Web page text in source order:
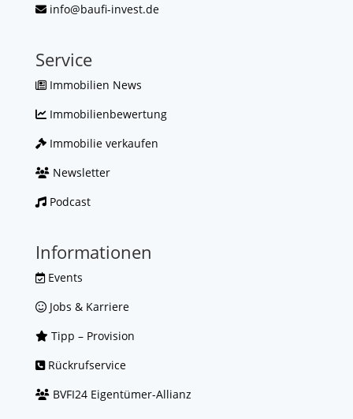
info@baufi-invest.de
Service
Immobilien News
Immobilienbewertung
Immobilie verkaufen
Newsletter
Podcast
Informationen
Events
Jobs & Karriere
Tipp – Provision
Rückrufservice
BVFI24 Eigentümer-Allianz